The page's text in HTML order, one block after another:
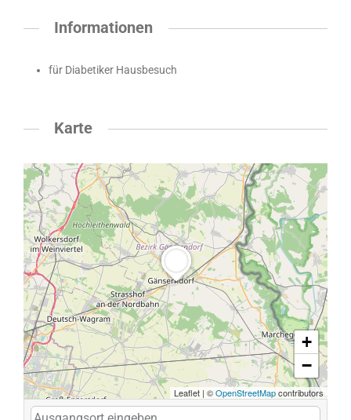
Informationen
für Diabetiker Hausbesuch
Karte
+
−
Leaflet | ©OpenStreetMapcontributors